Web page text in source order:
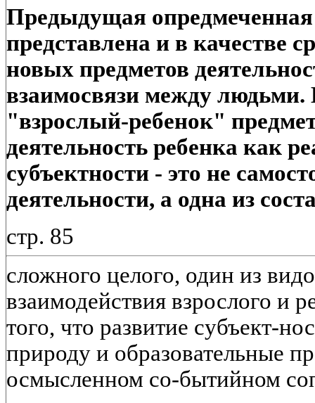
Предыдущая опредмеченная
представлена и в качестве
новых предметов
взаимосвязи между
"взрослый-ребенок"
деятельность ребенка как
субъектности - это не
деятельности, а одна из
стр. 85
сложного целого, один из
взаимодействия взрослого и
того, что развитие субъект-
природу и образовательные
осмысленном со-бытийном